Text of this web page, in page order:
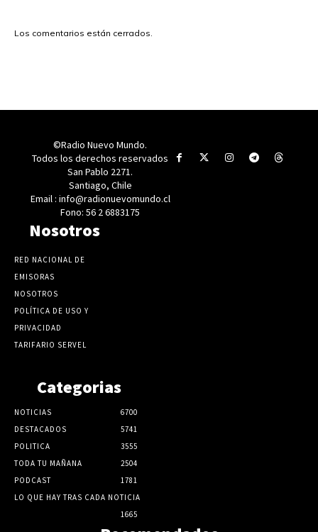
Los comentarios están cerrados.
©Radio Nuevo Mundo.
Todos los derechos reservados
San Pablo 2271.
Santiago, Chile
Email : info@radionuevomundo.cl
Fono: 56 2 6883175
Nosotros
RED NACIONAL DE
EMISORAS
NOSOTROS
POLÍTICA DE USO Y
PRIVACIDAD
TARIFARIO SERVEL
Categorias
NOTICIAS
6700
DESTACADOS
5741
POLITICA
3555
TODA TU MAÑANA
2504
PODCAST
1781
LO QUE HAY TRAS CADA NOTICIA
1665